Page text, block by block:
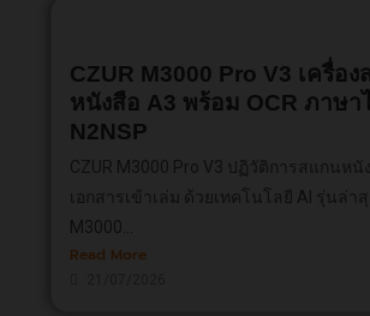
CZUR M3000 Pro V3 เครื่อ
หนังสือ A3 พร้อม OCR ภาษาไ
N2NSP
CZUR M3000 Pro V3 ปฏิวัติการสแกนหนั
เอกสารเข้าเล่ม ด้วยเทคโนโลยี AI รุ่นล่าสุ
M3000...
Read More